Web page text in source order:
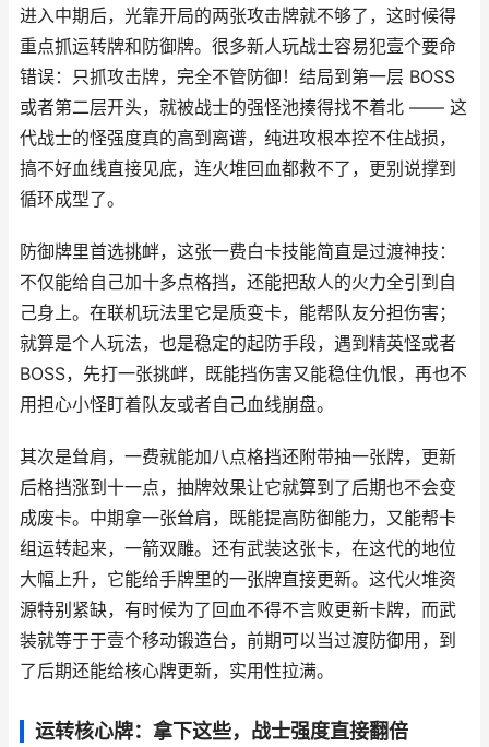
进入中期后，光靠开局的两张攻击牌就不够了，这时候得
重点抓运转牌和防御牌。很多新人玩战士容易犯壹个要命
错误：只抓攻击牌，完全不管防御！结局到第一层 BOSS
或者第二层开头，就被战士的强怪池揍得找不着北 —— 这
代战士的怪强度真的高到离谱，纯进攻根本控不住战损，
搞不好血线直接见底，连火堆回血都救不了，更别说撑到
循环成型了。
防御牌里首选挑衅，这张一费白卡技能简直是过渡神技：
不仅能给自己加十多点格挡，还能把敌人的火力全引到自
己身上。在联机玩法里它是质变卡，能帮队友分担伤害；
就算是个人玩法，也是稳定的起防手段，遇到精英怪或者
BOSS，先打一张挑衅，既能挡伤害又能稳住仇恨，再也不
用担心小怪盯着队友或者自己血线崩盘。
其次是耸肩，一费就能加八点格挡还附带抽一张牌，更新
后格挡涨到十一点，抽牌效果让它就算到了后期也不会变
成废卡。中期拿一张耸肩，既能提高防御能力，又能帮卡
组运转起来，一箭双雕。还有武装这张卡，在这代的地位
大幅上升，它能给手牌里的一张牌直接更新。这代火堆资
源特别紧缺，有时候为了回血不得不言败更新卡牌，而武
装就等于于壹个移动锻造台，前期可以当过渡防御用，到
了后期还能给核心牌更新，实用性拉满。
运转核心牌：拿下这些，战士强度直接翻倍